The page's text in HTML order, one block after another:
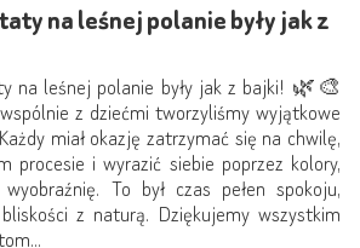
na leśnej polanie były jak z
na leśnej polanie były jak z bajki! 🌿🎨
z dziećmi tworzyliśmy wyjątkowe
miał okazję zatrzymać się na chwilę,
procesie i wyrazić siebie poprzez kolory,
To był czas pełen spokoju,
z naturą. Dziękujemy wszystkim